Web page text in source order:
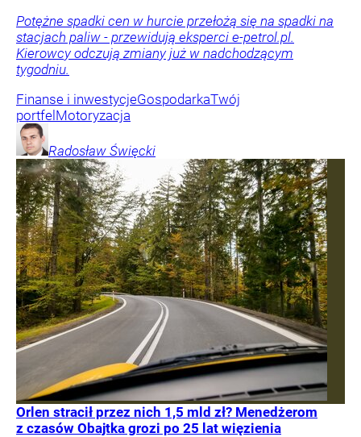
Potężne spadki cen w hurcie przełożą się na spadki na
stacjach paliw - przewidują eksperci e-petrol.pl.
Kierowcy odczują zmiany już w nadchodzącym
tygodniu.
Finanse i inwestycjeGospodarkaTwój
portfelMotoryzacja
Radosław Święcki
Orlen stracił przez nich 1,5 mld zł? Menedżerom
z czasów Obajtka grozi po 25 lat więzienia